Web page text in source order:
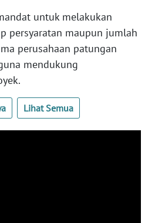
untuk melakukan
persyaratan maupun jumlah
perusahaan patungan
mendukung
Lihat Semua